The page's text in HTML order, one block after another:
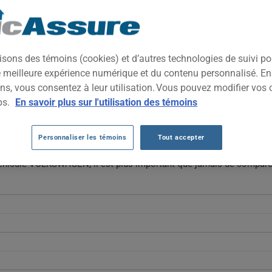
reconnu pour ses véhicules bien construits, alliant fiabilité
VUS familial, appréciée pour son équilibre entre qualité de
AU FIL DES 5 DERNIÈRES
véhicules Volkswagen fluctuent de façon marquée : après un
1529 $ en 2026. Cette variation reflète des ajustements de
VOLKSWAGEN, il est plus important que jamais de
des témoins (cookies) et d’autres technologies de suivi
expérience numérique et du contenu personnalisé.
vous consentez à leur utilisation. Vous pouvez modifier vos
En savoir plus sur l'utilisation des témoins
Personnaliser les témoins Tout accepter